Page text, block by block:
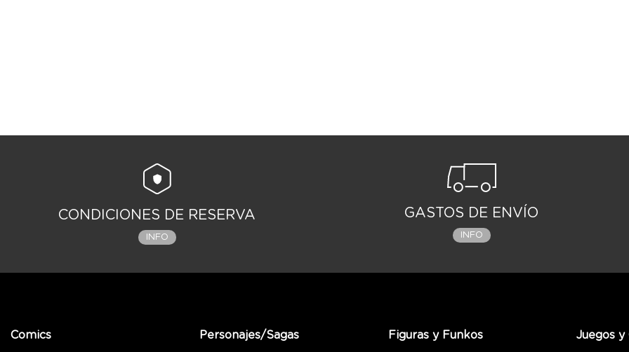
CONDICIONES DE RESERVA
INFO
GASTOS DE ENVÍO
INFO
Comics Personajes/Sagas Figuras y Funkos Juegos y